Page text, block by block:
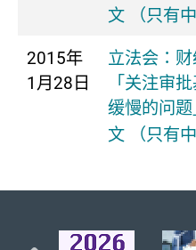
文 （只有中
2015年
1月28日
立法会：
「关注审
缓慢的问
文 （只有中